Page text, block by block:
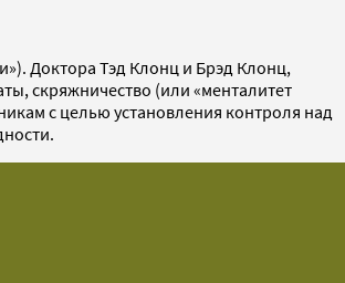
Доктора Тэд Клонц и Брэд Клонц,
скряжничество (или «менталитет
с целью установления контроля над